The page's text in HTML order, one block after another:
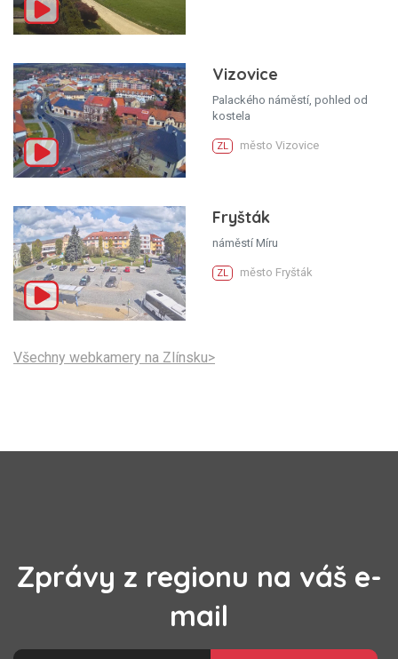
Vizovice
Palackého náměstí, pohled od
kostela
ZL město Vizovice
Fryšták
náměstí Míru
ZL město Fryšták
Všechny webkamery na Zlínsku>
Zprávy z regionu na váš e-
mail